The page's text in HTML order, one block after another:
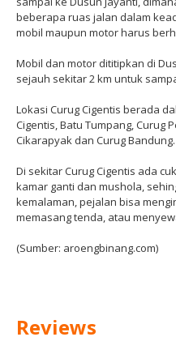
beberapa ruas jalan dalam
mobil maupun motor harus
Mobil dan motor dititipkan di
sejauh sekitar 2 km untuk
Lokasi Curug Cigentis berada
Cigentis, Batu Tumpang, Curug
Cikarapyak dan Curug Bandung.
Di sekitar Curug Cigentis ada
kamar ganti dan mushola,
kemalaman, pejalan bisa
memasang tenda, atau
(Sumber: aroengbinang.com)
Reviews